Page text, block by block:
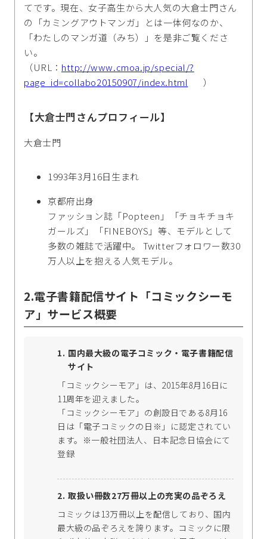
てです。現在、女子高生から大人気の大倉士門さん
の「カミングアウトマンガ」とは一体何なのか、
「わたしのマンガ道（みち）」を是非ご覧くださ
い。
（URL： http://www.cmoa.jp/special/?
page_id=collabo20150907/index.html
）
【大倉士門さんプロフィール】
大倉士門
1993年3月16日生まれ
京都府出身
ファッション誌「Popteen」「チョキチョキ
ガールズ」「FINEBOYS」等、モデルとして
多数の雑誌で活躍中。 Twitterフォロワー数30
万人以上を抱える人気モデル。
2.電子書籍配信サイト「コミックシーモ
ア」サービス概要
国内最大級の電子コミック・電子書籍配信
サイト
「コミックシーモア」は、2015年8月16日に
11周年を迎えました。
「コミックシーモア」の創設日である8月16
日は「電子コミックの日※」に認定されてい
ます。※一般社団法人、日本記念日協会にて
登録
取扱い冊数27万冊以上の充実の品ぞろえ
コミックは13万冊以上を配信しており、国内
最大級の品ぞろえを誇ります。コミックに限